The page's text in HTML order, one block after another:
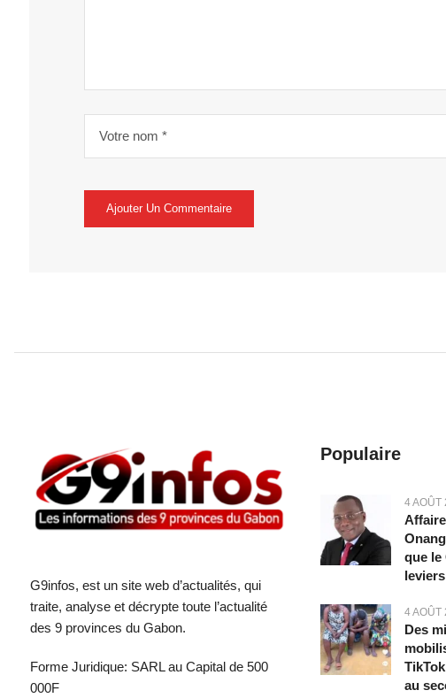
G9infos, est un site web d’actualités, qui
traite, analyse et décrypte toute l’actualité
des 9 provinces du Gabon.
Forme Juridique: SARL au Capital de 500
000F
Populaire
4 AOÛT
que le
4 AOÛT
Des
au